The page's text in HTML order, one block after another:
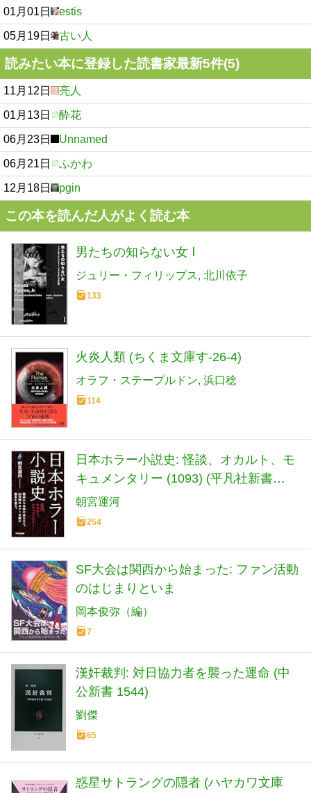
01月01日 estis
05月19日 古い人
読みたい本に登録した読書家最新5件(5)
11月12日 亮人
01月13日 酔花
06月23日 Unnamed
06月21日 ふかわ
12月18日 pgin
この本を読んだ人がよく読む本
男たちの知らない女 Ⅰ
ジュリー・フィリップス 北川依子
133
火炎人類 (ちくま文庫す-26-4)
オラフ・ステープルドン 浜口稔
114
日本ホラー小説史: 怪談、オカルト、モ
キュメンタリー (1093) (平凡社新書
1093)
朝宮運河
254
SF大会は関西から始まった: ファン活動
のはじまりといま
岡本俊弥（編）
7
漢奸裁判: 対日協力者を襲った運命 (中
公新書 1544)
劉傑
65
惑星サトラングの隠者 (ハヤカワ文庫